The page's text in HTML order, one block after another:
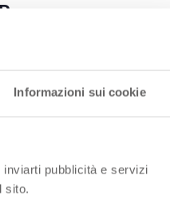
Informazioni sui cookie
pubblicità e servizi
sito.